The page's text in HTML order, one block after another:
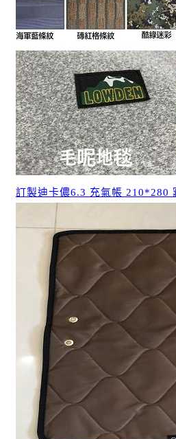
訂製迪卡儂6.3 充氣帳 210*280